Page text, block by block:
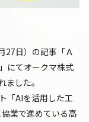
27日）の記事「Ａ
にてオークマ株式
した。
「AIを活用した工
業で進めている高